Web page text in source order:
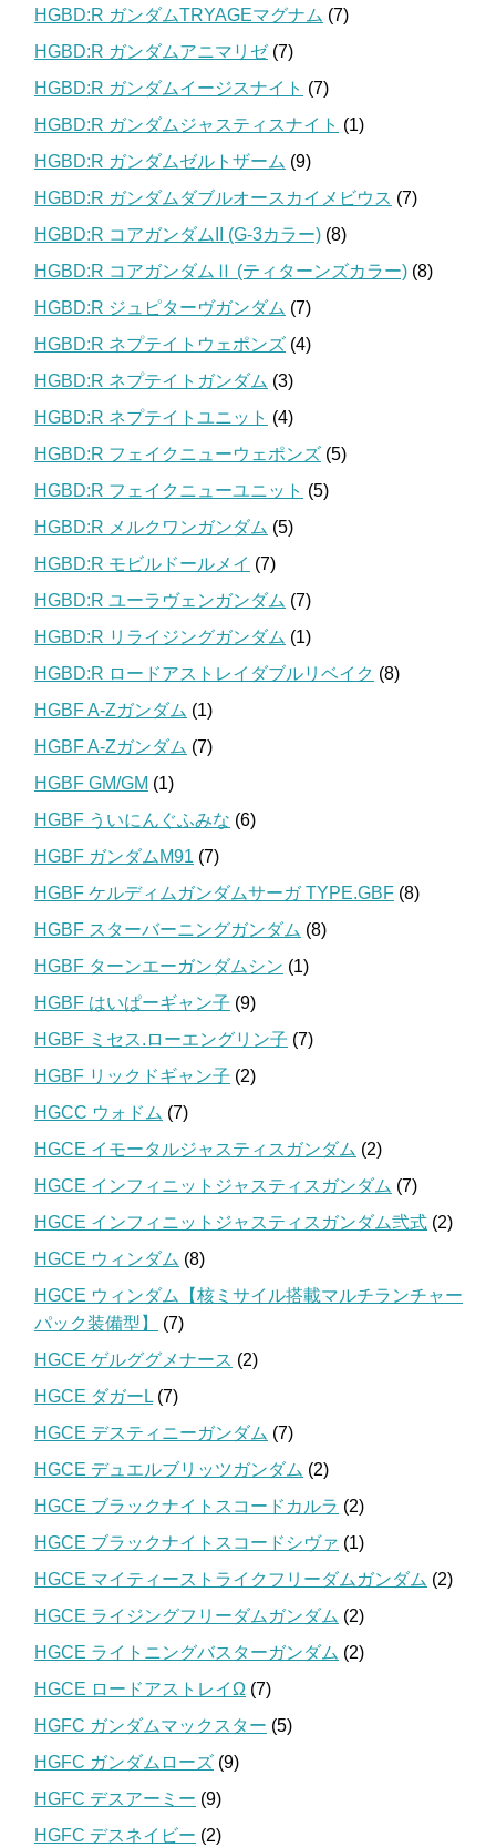
HGBD:R ガンダムTRYAGEマグナム (7)
HGBD:R ガンダムアニマリゼ(7)
HGBD:R ガンダムイージスナイト (7)
HGBD:R ガンダムジャスティスナイト (1)
HGBD:R ガンダムゼルトザーム (9)
HGBD:R ガンダムダブルオースカイメビウス (7)
HGBD:R コアガンダムII (G-3カラー) (8)
HGBD:R コアガンダムⅡ (ティターンズカラー) (8)
HGBD:R ジュピターヴガンダム (7)
HGBD:R ネプテイトウェポンズ (4)
HGBD:R ネプテイトガンダム (3)
HGBD:R ネプテイトユニット (4)
HGBD:R フェイクニューウェポンズ (5)
HGBD:R フェイクニューユニット (5)
HGBD:R メルクワンガンダム (5)
HGBD:R モビルドールメイ (7)
HGBD:R ユーラヴェンガンダム (7)
HGBD:R リライジングガンダム (1)
HGBD:R ロードアストレイダブルリベイク (8)
HGBF A-Zガンダム (1)
HGBF A-Zガンダム (7)
HGBF GM/GM (1)
HGBF ういにんぐふみな (6)
HGBF ガンダムM91 (7)
HGBF ケルディムガンダムサーガ TYPE.GBF (8)
HGBF スターバーニングガンダム (8)
HGBF ターンエーガンダムシン (1)
HGBF はいぱーギャン子 (9)
HGBF ミセス.ローエングリン子 (7)
HGBF リックドギャン子 (2)
HGCC ウォドム (7)
HGCE イモータルジャスティスガンダム (2)
HGCE インフィニットジャスティスガンダム (7)
HGCE インフィニットジャスティスガンダム弐式 (2)
HGCE ウィンダム (8)
HGCE ウィンダム【核ミサイル搭載マルチランチャー
パック装備型】
(7)
HGCE ゲルググメナース (2)
HGCE ダガーL (7)
HGCE デスティニーガンダム (7)
HGCE デュエルブリッツガンダム (2)
HGCE ブラックナイトスコードカルラ (2)
HGCE ブラックナイトスコードシヴァ (1)
HGCE マイティーストライクフリーダムガンダム (2)
HGCE ライジングフリーダムガンダム (2)
HGCE ライトニングバスターガンダム (2)
HGCE ロードアストレイΩ (7)
HGFC ガンダムマックスター (5)
HGFC ガンダムローズ (9)
HGFC デスアーミー (9)
HGFC デスネイビー (2)